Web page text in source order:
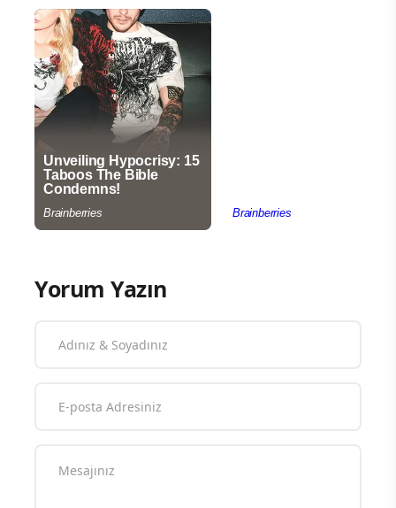
Yorum Yazın